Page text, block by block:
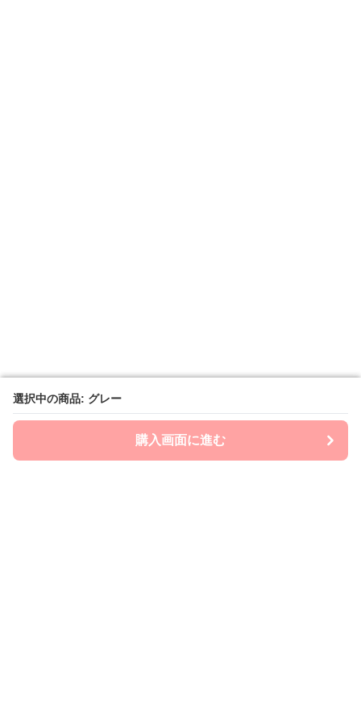
選択中の商品: グレー
購入画面に進む
選択中の商品: グレー
購入画面に進む